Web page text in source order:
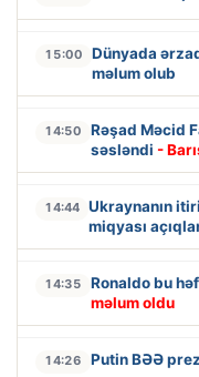
15:00
Dünyada
məlum olub
14:50
Rəşad Məcid
səsləndi -
14:44 Ukraynanın
miqyası
14:35 Ronaldo bu
məlum oldu
14:26 Putin BƏƏ